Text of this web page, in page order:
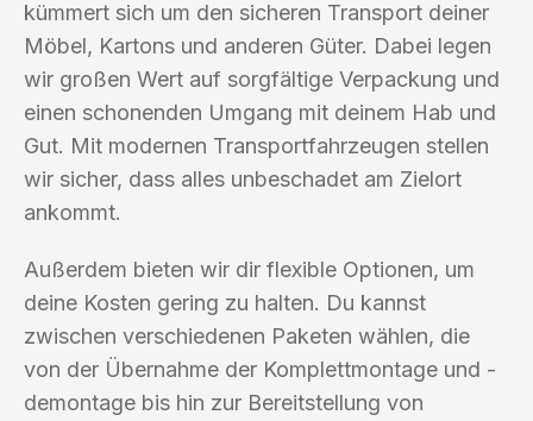
kümmert sich um den sicheren Transport deiner
Möbel, Kartons und anderen Güter. Dabei legen
wir großen Wert auf sorgfältige Verpackung und
einen schonenden Umgang mit deinem Hab und
Gut. Mit modernen Transportfahrzeugen stellen
wir sicher, dass alles unbeschadet am Zielort
ankommt.
Außerdem bieten wir dir flexible Optionen, um
deine Kosten gering zu halten. Du kannst
zwischen verschiedenen Paketen wählen, die
von der Übernahme der Komplettmontage und -
demontage bis hin zur Bereitstellung von